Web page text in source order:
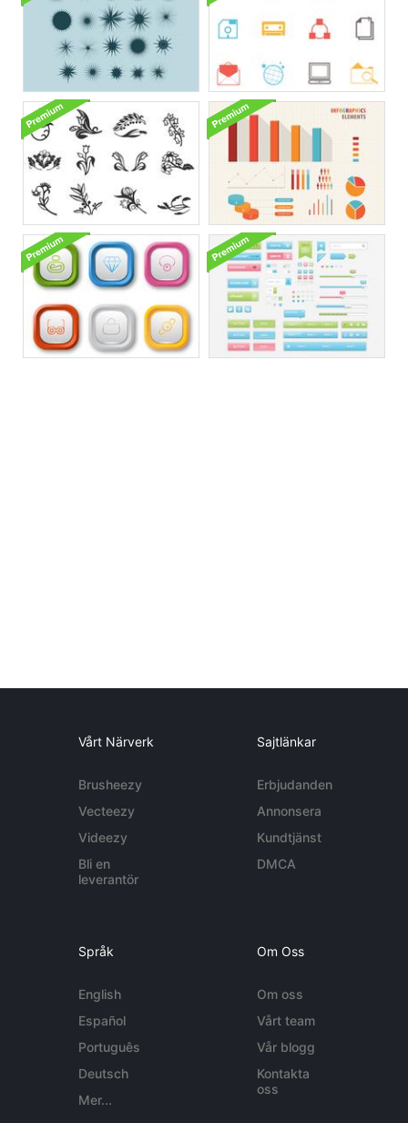
Vårt Närverk
Brusheezy
Vecteezy
Videezy
Bli en
leverantör
Sajtlänkar
Erbjudanden
Annonsera
Kundtjänst
DMCA
Språk
English
Español
Português
Deutsch
Mer...
Om Oss
Om oss
Vårt team
Vår blogg
Kontakta
oss